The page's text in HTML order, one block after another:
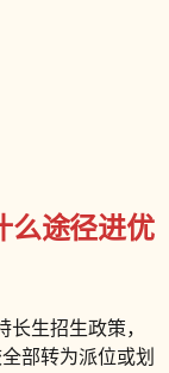
么途径进优
生招生政策，
部转为派位或划